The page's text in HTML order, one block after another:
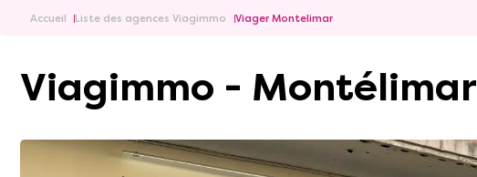
Accueil Liste des agences Viagimmo Viager Montelimar
Viagimmo - Montélimar